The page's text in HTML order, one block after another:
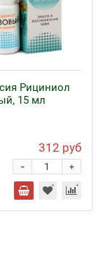
Рициниол
15 мл
312 руб
+
-